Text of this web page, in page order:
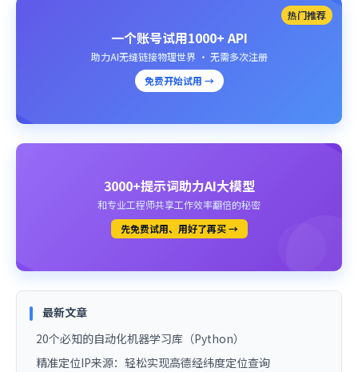
热门推荐
一个账号试用1000+ API
助力AI无缝链接物理世界 · 无需多次注册
免费开始试用 →
3000+提示词助力AI大模型
和专业工程师共享工作效率翻倍的秘密
先免费试用、用好了再买 →
最新文章
20个必知的自动化机器学习库（Python）
精准定位IP来源：轻松实现高德经纬度定位查询